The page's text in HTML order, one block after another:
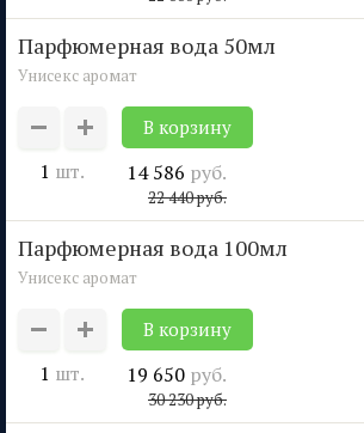
парфюмерная вода 50мл
Унисекс аромат
1 шт. 14 586 руб.
22 440руб.
парфюмерная вода 100мл
Унисекс аромат
1 шт. 19 650 руб.
30 230руб.